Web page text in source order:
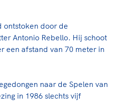
ontstoken door de
Antonio Rebello. Hij schoot
een afstand van 70 meter in
naar de Spelen van
in 1986 slechts vijf